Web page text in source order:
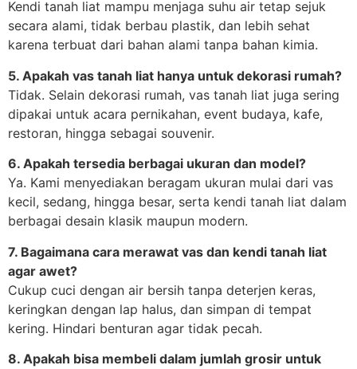
Kendi tanah liat mampu menjaga suhu air tetap sejuk
secara alami, tidak berbau plastik, dan lebih sehat
karena terbuat dari bahan alami tanpa bahan kimia.
5. Apakah vas tanah liat hanya untuk dekorasi rumah?
Tidak. Selain dekorasi rumah, vas tanah liat juga sering
dipakai untuk acara pernikahan, event budaya, kafe,
restoran, hingga sebagai souvenir.
6. Apakah tersedia berbagai ukuran dan model?
Ya. Kami menyediakan beragam ukuran mulai dari vas
kecil, sedang, hingga besar, serta kendi tanah liat dalam
berbagai desain klasik maupun modern.
7. Bagaimana cara merawat vas dan kendi tanah liat
agar awet?
Cukup cuci dengan air bersih tanpa deterjen keras,
keringkan dengan lap halus, dan simpan di tempat
kering. Hindari benturan agar tidak pecah.
8. Apakah bisa membeli dalam jumlah grosir untuk